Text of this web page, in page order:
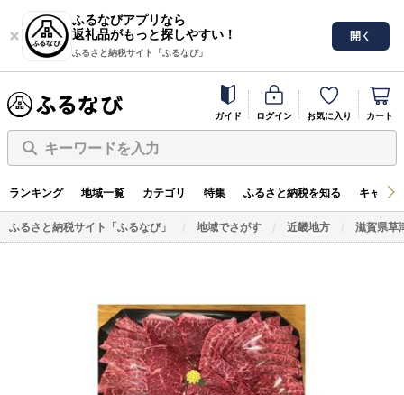
ふるなびアプリなら
返礼品がもっと探しやすい！
ふるさと納税サイト「ふるなび」
開く
ガイド ログイン お気に入り カート
キーワードを入力
ランキング 地域一覧 カテゴリ 特集 ふるさと納税を知る キャン
ふるさと納税サイト「ふるなび」 地域でさがす 近畿地方 滋賀県草